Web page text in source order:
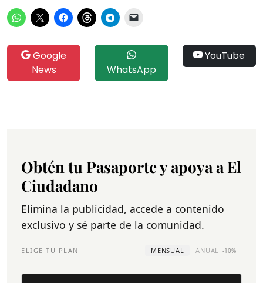
Google
News
WhatsApp
YouTube
Obtén tu Pasaporte y apoya a El
Ciudadano
Elimina la publicidad, accede a contenido
exclusivo y sé parte de la comunidad.
ELIGE TU PLAN MENSUAL ANUAL -10%